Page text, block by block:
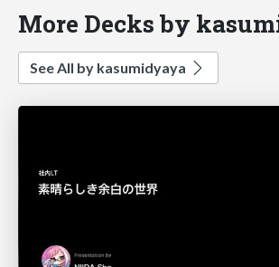
More Decks by
See All by kasumidyaya